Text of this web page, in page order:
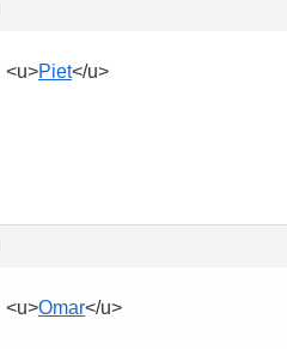
<u>Piet</u>
<u>Omar</u>